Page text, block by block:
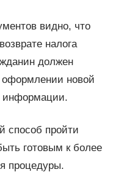
видно, что
налога
должен
оформлении новой
информации.
способ пройти
готовым к более
процедуры.